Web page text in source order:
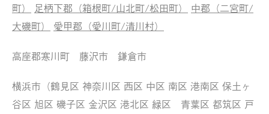
町）
足柄下郡（箱根町/山北町/松田町）
中郡（二宮町/
大磯町）
愛甲郡（愛川町/清川村）
高座郡寒川町 藤沢市 鎌倉市
横浜市（鶴見区 神奈川区 西区 中区 南区 港南区 保土ヶ
谷区 旭区 磯子区 金沢区 港北区 緑区 青葉区 都筑区 戸